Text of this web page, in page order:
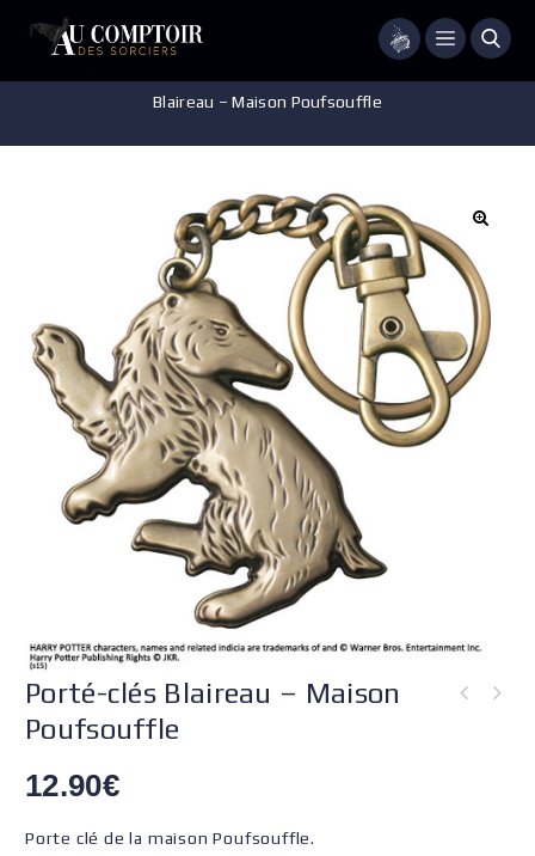
Menu
Blaireau – Maison Poufsouffle
Porté-clés Blaireau – Maison
Poufsouffle
12.90€
Porte clé de la maison Poufsouffle.